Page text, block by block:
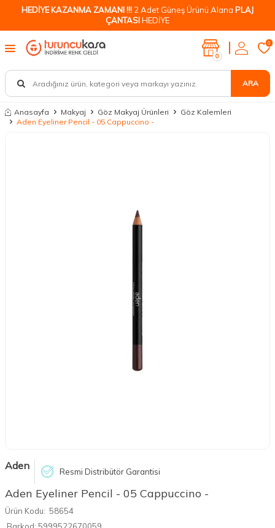
HEDİYE KAZANMA ZAMANI !!! 2 Adet Güneş Ürünü Alana PLAJ
ÇANTASIHEDİYE
ARA
0
0
Anasayfa Makyaj Göz Makyaj Ürünleri
Göz Kalemleri
Aden Eyeliner Pencil - 05 Cappuccino -
Aden Resmi Distribütör Garantisi
Aden Eyeliner Pencil - 05 Cappuccino -
Ürün Kodu: 58654